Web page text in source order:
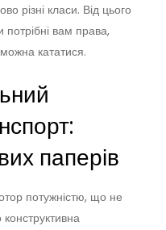
різні класи. Від цього
потрібні вам права,
можна кататися.
паперів
потужністю, що не